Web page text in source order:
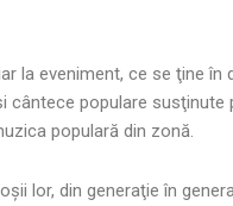
la eveniment, ce se ţine
populare
populară din zonă.
lor, din generaţie în